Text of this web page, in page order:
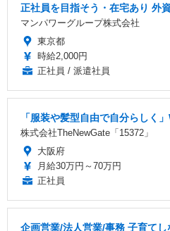
正社員を目指そう・在宅あり 外
マンパワーグループ株式会社
東京都
時給2,000円
正社員 / 派遣社員
「服装や髪型自由で自分らしく
株式会社TheNewGate「15372」
大阪府
月給30万円～70万円
正社員
企画営業/法人営業/事務 子育て